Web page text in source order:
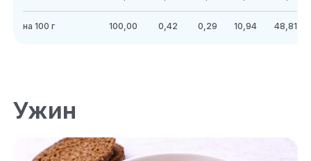
на 100 г 100,00 0,42 0,29 10,94 48,81
Ужин